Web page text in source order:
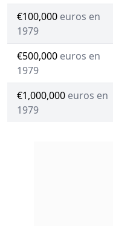
€100,000 euros en
1979
€500,000 euros en
1979
€1,000,000 euros en
1979